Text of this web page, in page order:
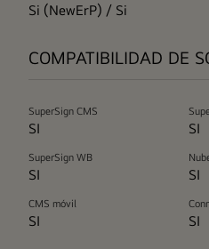
Si (NewErP) / Si
COMPATIBILIDAD DE
SuperSign CMS
SI SI
SuperSign WB
SI SI
CMS móvil
SI SI